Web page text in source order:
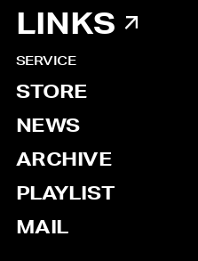
LINKS
SERVICE
STORE
NEWS
ARCHIVE
PLAYLIST
MAIL